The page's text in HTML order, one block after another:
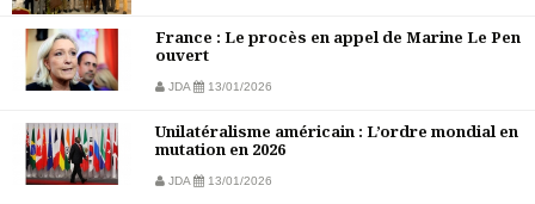
France : Le procès en appel de Marine Le Pen
ouvert
JDA 13/01/2026
Unilatéralisme américain : L’ordre mondial en
mutation en 2026
JDA 13/01/2026